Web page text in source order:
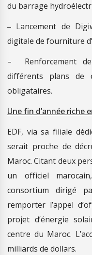
du barrage
– Lancement de
digitale de fourniture
–
Renforcement
différents plans de
obligataires.
Une fin d’année riche
EDF, via sa filiale
serait proche de
Maroc. Citant deux
un officiel
consortium dirigé
remporter l’appel
projet d’énergie
centre du Maroc.
milliards de dollars.